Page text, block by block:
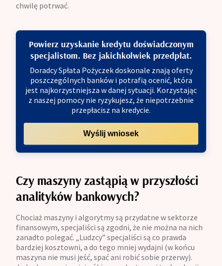
chwilę potrwać.
Powierz uzyskanie kredytu doświadczonym
specjalistom. Bez jakichkolwiek przedpłat.
Doradcy Spłata Pożyczek doskonale znają oferty
poszczególnych banków i potrafią ocenić, która
jest najkorzystniejsza w danej sytuacji. Korzystając
z naszej pomocy nie ryzykujesz, że niepotrzebnie
przepłacisz na kredycie.
Wyślij wniosek
Czy maszyny zastąpią w przyszłości
analityków bankowych?
Chociaż maszyny i algorytmy są przydatne w sektorze
finansowym, specjaliści są zgodni, że nie można na nich
zanadto polegać. „Ludzcy” specjaliści są co prawda
bardziej kosztowni, a do tego mniej wydajni (w końcu
maszyna nie musi jeść, spać ani robić sobie przerwy).